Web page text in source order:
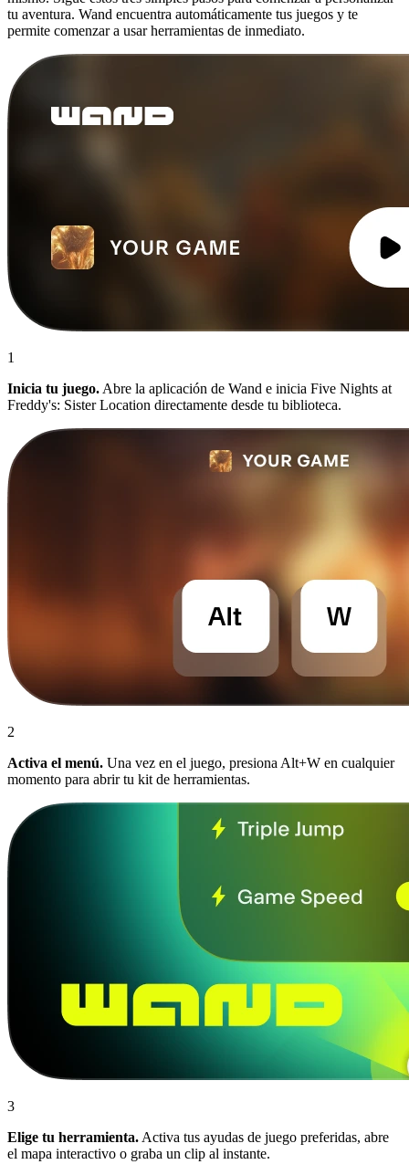
tu aventura. Wand encuentra automáticamente tus juegos y te
permite comenzar a usar herramientas de inmediato.
1
Inicia tu juego. Abre la aplicación de Wand e inicia Five Nights at
Freddy's: Sister Location directamente desde tu biblioteca.
2
Activa el menú. Una vez en el juego, presiona Alt+W en cualquier
momento para abrir tu kit de herramientas.
3
Elige tu herramienta. Activa tus ayudas de juego preferidas, abre
el mapa interactivo o graba un clip al instante.